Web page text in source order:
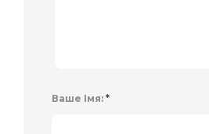
Ваше Імя: *